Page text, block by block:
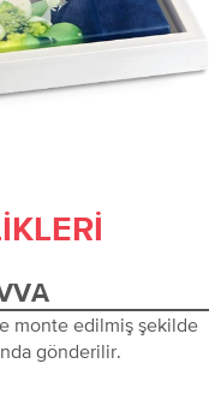
monte edilmiş şekilde
gönderilir.